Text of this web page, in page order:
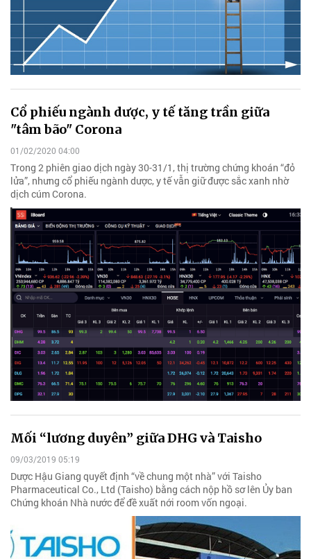
Cổ phiếu ngành dược, y tế tăng trần giữa
"tâm bão" Corona
01/02/2020 04:00
Trong 2 phiên giao dịch ngày 30-31/1, thị trường chứng khoán “đỏ
lửa”, nhưng cổ phiếu ngành dược, y tế vẫn giữ được sắc xanh nhờ
dịch cúm Corona.
Mối “lương duyên” giữa DHG và Taisho
09/03/2019 05:19
Dược Hậu Giang quyết định “về chung một nhà” với Taisho
Pharmaceutical Co., Ltd (Taisho) bằng cách nộp hồ sơ lên Ủy ban
Chứng khoán Nhà nước để đề xuất nới room vốn ngoại.